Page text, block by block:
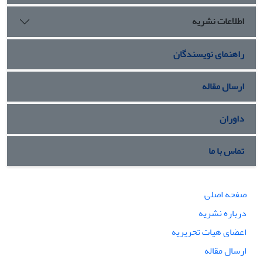
اطلاعات نشریه
راهنمای نویسندگان
ارسال مقاله
داوران
تماس با ما
صفحه اصلی
درباره نشریه
اعضای هیات تحریریه
ارسال مقاله